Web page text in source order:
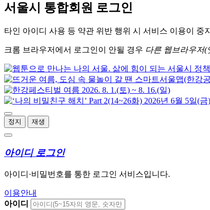
서울시 통합회원 로그인
타인 아이디 사용 등 약관 위반 행위 시 서비스 이용이 중
크롬 브라우저에서 로그인이 안될 경우 다른 웹브라우저(
정지 재생
아이디 로그인
아이디·비밀번호를 통한 로그인 서비스입니다.
이용안내
아이디